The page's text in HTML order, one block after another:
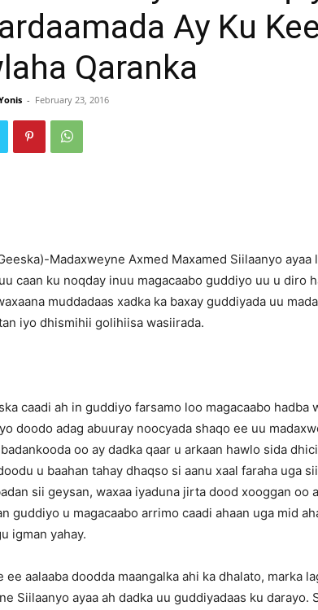
Ay Ku
Qaranka
- February 23, 2016
Madaxweyne Axmed Maxamed Siilaanyo
caan ku noqday inuu magacaabo guddiyo uu u diro
muddadaas xadka ka baxay guddiyada uu
iyo dhismihii golihiisa wasiirada.
caadi ah in guddiyo farsamo loo magacaabo
doodo adag abuuray noocyada shaqo ee uu
oo ay dadka qaar u arkaan hawlo sida
u baahan tahay dhaqso si aanu xaal faraha uga
sii geysan, waxaa iyaduna jirta dood xooggan oo
guddiyo u magacaabo arrimo caadi ahaan uga mid
igman yahay.
ee aalaaba doodda maangalka ahi ka dhalato, marka
Siilaanyo ayaa ah dadka uu guddiyadaas ku darayo.